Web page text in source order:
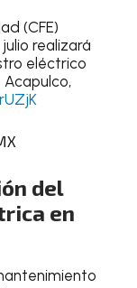
(CFE)
realizará
eléctrico
Acapulco,
del
en